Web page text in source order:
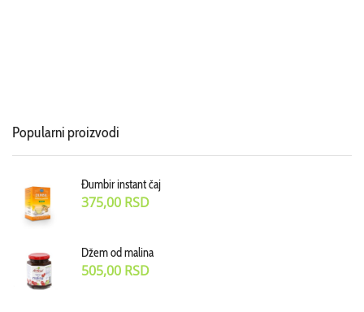
Popularni proizvodi
Đumbir instant čaj
375,00 RSD
Džem od malina
505,00 RSD